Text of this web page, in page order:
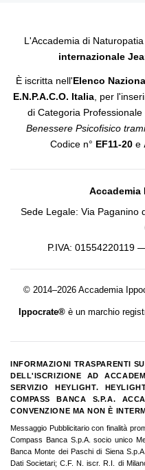
L'Accademia di
internazionale
È iscritta nell'Elenco
E.N.P.A.C.O. Italia, per
di Categoria Professionale
Benessere Psicofisico
Codice n° EF11-20 e
Accademia
Sede Legale: Via
P.IVA: 01554220119
© 2014–2026 Accademia
Ippocrate®è un marchio
INFORMAZIONI TRASPARENTI
DELL'ISCRIZIONE AD
SERVIZIO HEYLIGHT.
COMPASS BANCA S.P.A.
CONVENZIONE MA NON È
Messaggio Pubblicitario con finalità
Compass Banca S.p.A. socio unico
Banca Monte dei Paschi di Siena
Dati Societari; C.F. N. iscr. R.I. di